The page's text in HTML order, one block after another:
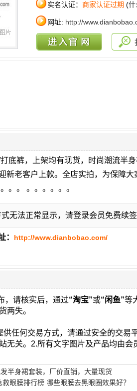
实名认证： 商家认证过期 (什
网址: http://
底裤，上架均有现货，时尚潮流半
新老客户上款。全店实拍，为保障
。。 。。。。。。
无法正常显示，请登录会员免费续
： http://www.dianbobao.com/
，请核实后，通过“淘宝”或“闲鱼”等
两失。
任何交易方式，请通过安全的交易
无关。2.所有文字图片及产品均由
半身裙套装，厂价直销，大量现货
眼膜排行榜 哪些眼膜去黑眼圈效果好？